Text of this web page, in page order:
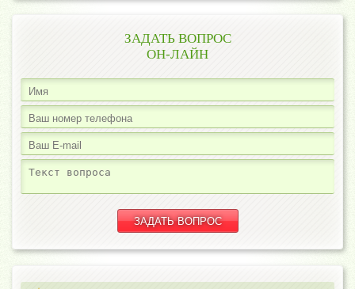
ЗАДАТЬ ВОПРОС
ОН-ЛАЙН